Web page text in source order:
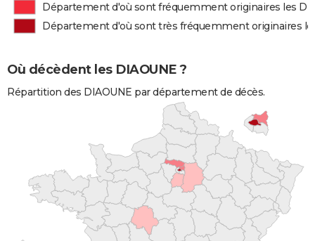
Département d'où sont fréquemment originaires les
Département d'où sont très fréquemment originaires
Où décèdent les DIAOUNE ?
Répartition des DIAOUNE par département de décès.